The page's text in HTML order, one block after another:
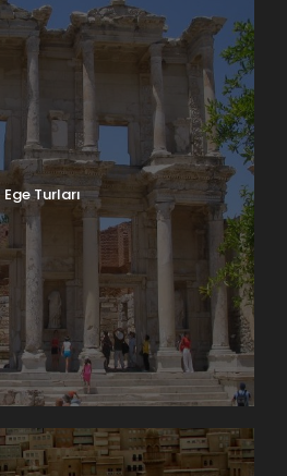
Ege Turları